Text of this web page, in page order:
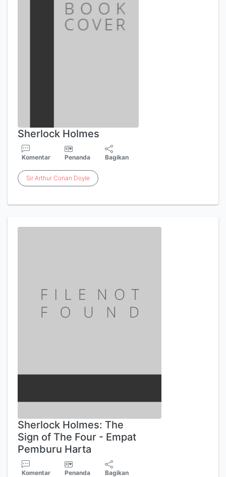
Sherlock Holmes
Komentar Penanda Bagikan
Sir Arthur Conan Doyle
Sherlock Holmes: The
Sign of The Four - Empat
Pemburu Harta
Komentar Penanda Bagikan